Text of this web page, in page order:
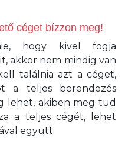
céget bízzon meg!
hogy kivel fogja
akkor nem mindig van
találnia azt a céget,
a teljes berendezés
lehet, akiben meg tud
a teljes cégét, lehet
együtt.